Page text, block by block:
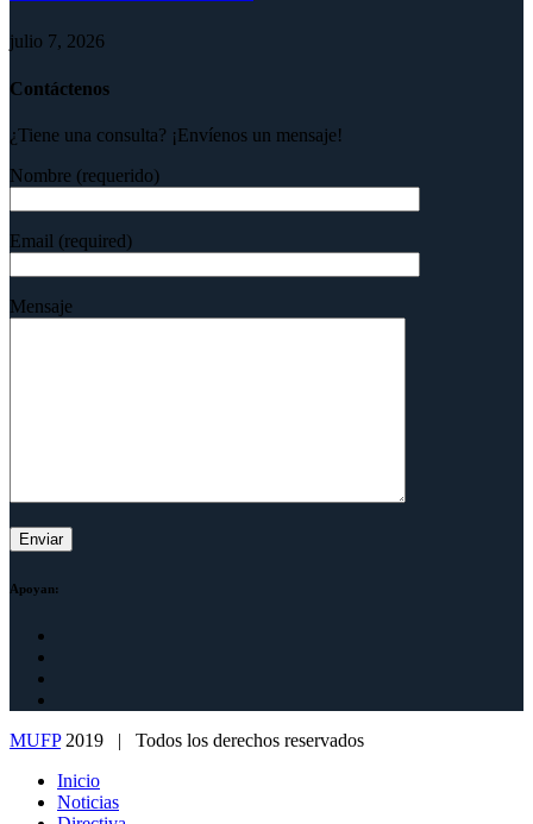
julio 7, 2026
Contáctenos
¿Tiene una consulta? ¡Envíenos un mensaje!
Nombre (requerido)
Email (required)
Mensaje
Apoyan:
MUFP2019 | Todos los derechos reservados
Inicio
Noticias